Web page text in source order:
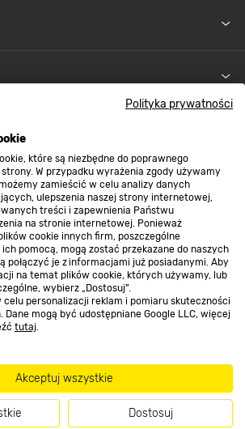
Polityka prywatności
które są niezbędne do poprawnego
W przypadku wyrażenia zgody używamy
zamieścić w celu analizy danych
ulepszenia naszej strony internetowej,
treści i zapewnienia Państwu
na stronie internetowej. Ponieważ
cookie innych firm, poszczególne
pomocą, mogą zostać przekazane do naszych
połączyć je z informacjami już posiadanymi. Aby
na temat plików cookie, których używamy, lub
wybierz „Dostosuj”.
celu personalizacji reklam i pomiaru skuteczności
Dane mogą być udostępniane Google LLC, więcej
tutaj.
Akceptuj wszystkie
Dostosuj